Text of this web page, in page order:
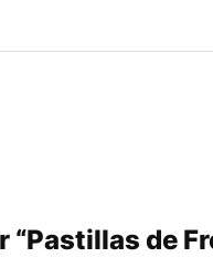
“Pastillas de